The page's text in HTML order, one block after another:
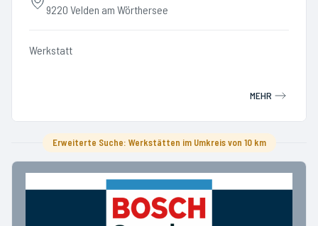
9220 Velden am Wörthersee
Werkstatt
MEHR
Erweiterte Suche: Werkstätten im Umkreis von 10 km